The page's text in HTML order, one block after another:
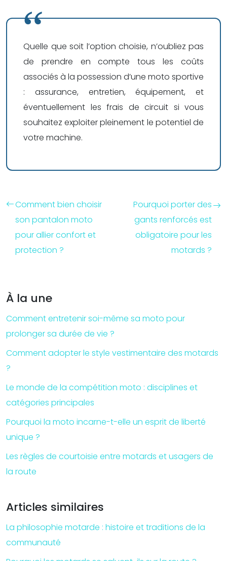
Quelle que soit l’option choisie, n’oubliez pas
de prendre en compte tous les coûts
associés à la possession d’une moto sportive
: assurance, entretien, équipement, et
éventuellement les frais de circuit si vous
souhaitez exploiter pleinement le potentiel de
votre machine.
Comment bien choisir
son pantalon moto
pour allier confort et
protection ?
Pourquoi porter des
gants renforcés est
obligatoire pour les
motards ?
À la une
Comment entretenir soi-même sa moto pour
prolonger sa durée de vie ?
Comment adopter le style vestimentaire des motards
?
Le monde de la compétition moto : disciplines et
catégories principales
Pourquoi la moto incarne-t-elle un esprit de liberté
unique ?
Les règles de courtoisie entre motards et usagers de
la route
Articles similaires
La philosophie motarde : histoire et traditions de la
communauté